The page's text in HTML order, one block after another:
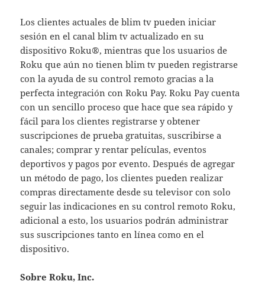
Los clientes actuales de blim tv pueden iniciar
sesión en el canal blim tv actualizado en su
dispositivo Roku®, mientras que los usuarios de
Roku que aún no tienen blim tv pueden registrarse
con la ayuda de su control remoto gracias a la
perfecta integración con Roku Pay. Roku Pay cuenta
con un sencillo proceso que hace que sea rápido y
fácil para los clientes registrarse y obtener
suscripciones de prueba gratuitas, suscribirse a
canales; comprar y rentar películas, eventos
deportivos y pagos por evento. Después de agregar
un método de pago, los clientes pueden realizar
compras directamente desde su televisor con solo
seguir las indicaciones en su control remoto Roku,
adicional a esto, los usuarios podrán administrar
sus suscripciones tanto en línea como en el
dispositivo.
Sobre Roku, Inc.